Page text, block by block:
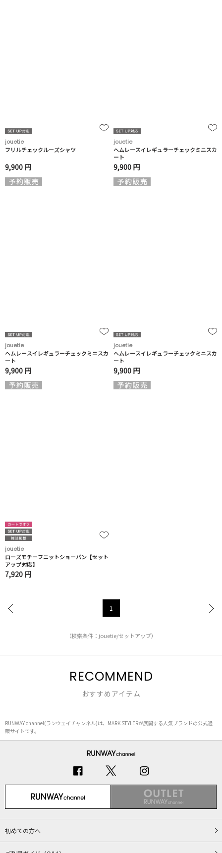
jouetie
フリルチェックルーズシャツ
9,900 円
jouetie
ヘムレースイレギュラーチェックミニスカ
ート
9,900 円
jouetie
ヘムレースイレギュラーチェックミニスカ
ート
9,900 円
jouetie
ヘムレースイレギュラーチェックミニスカ
ート
9,900 円
jouetie
ローズモチーフニットショーパン【セット
アップ対応】
7,920 円
1
（検索条件：jouetie/セットアップ）
RECOMMEND
おすすめアイテム
RUNWAY channel(ランウェイチャンネル)は、MARK STYLERが展開する人気ブランドの公式通
販サイトです。
初めての方へ